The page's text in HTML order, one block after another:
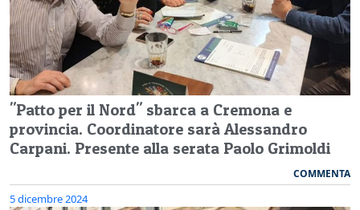
"Patto per il Nord" sbarca a Cremona e
provincia. Coordinatore sarà Alessandro
Carpani. Presente alla serata Paolo Grimoldi
COMMENTA
5 dicembre 2024